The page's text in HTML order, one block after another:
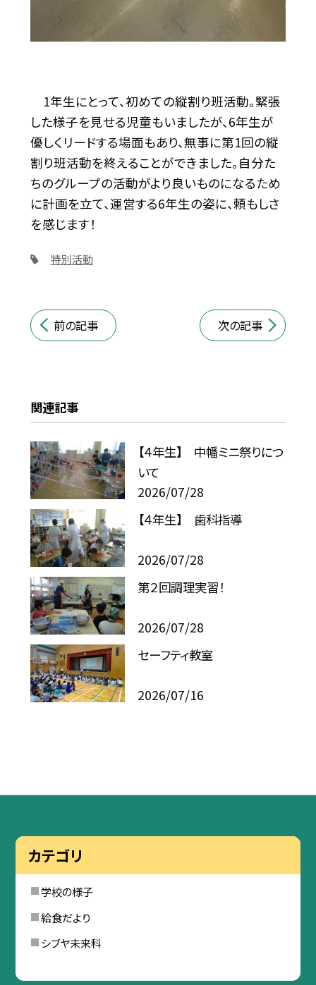
1年生にとって、初めての縦割り班活動。緊張
した様子を見せる児童もいましたが、6年生が
優しくリードする場面もあり、無事に第1回の縦
割り班活動を終えることができました。自分た
ちのグループの活動がより良いものになるため
に計画を立て、運営する6年生の姿に、頼もしさ
を感じます！
特別活動
前の記事 次の記事
関連記事
【４年生】 中幡ミニ祭りにつ
いて
2026/07/28
【４年生】 歯科指導
2026/07/28
第２回調理実習！
2026/07/28
セーフティ教室
2026/07/16
カテゴリ
学校の様子
給食だより
シブヤ未来科